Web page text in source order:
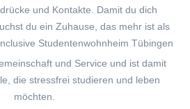
und Kontakte. Damit du dich
du ein Zuhause, das mehr ist als
Studentenwohnheim Tübingen
und Service und ist damit
die stressfrei studieren und leben
möchten.